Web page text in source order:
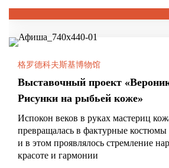
格罗德科夫斯基博物馆
Выставочный проект
Рисунки на рыбьей коже»
Испокон веков в руках мастериц
превращалась в фактурные
и в этом проявлялось стремление
красоте и гармонии
哈巴罗失新克,
金曲翠科街11号
周
卫
后